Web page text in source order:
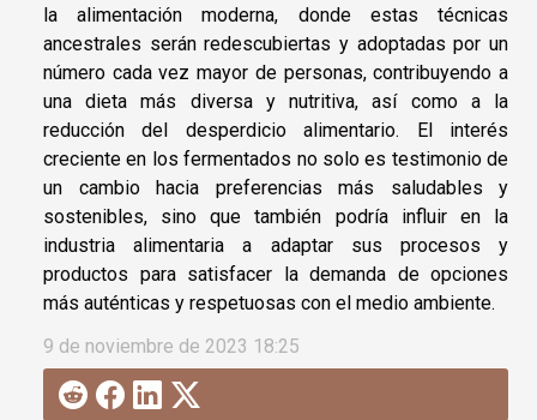
la alimentación moderna, donde estas técnicas
ancestrales serán redescubiertas y adoptadas por un
número cada vez mayor de personas, contribuyendo a
una dieta más diversa y nutritiva, así como a la
reducción del desperdicio alimentario. El interés
creciente en los fermentados no solo es testimonio de
un cambio hacia preferencias más saludables y
sostenibles, sino que también podría influir en la
industria alimentaria a adaptar sus procesos y
productos para satisfacer la demanda de opciones
más auténticas y respetuosas con el medio ambiente.
9 de noviembre de 2023 18:25